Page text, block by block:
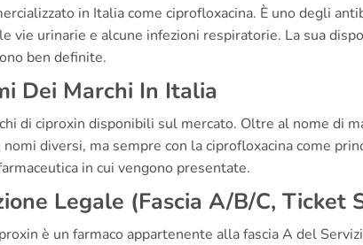
in Italia come ciprofloxacina. È uno degli
vie urinarie e alcune infezioni respiratorie. La sua
ben definite.
Dei Marchi In Italia
di ciproxin disponibili sul mercato. Oltre al nome di
diversi, ma sempre con la ciprofloxacina come
in cui vengono presentate.
Legale (Fascia A/B/C, Ticket
è un farmaco appartenente alla fascia A del